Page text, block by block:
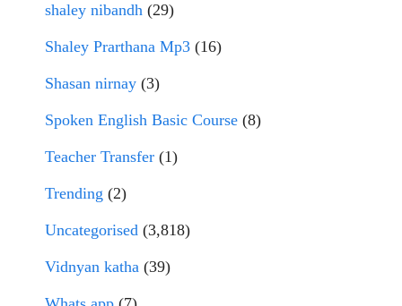
shaley nibandh (29)
Shaley Prarthana Mp3 (16)
Shasan nirnay (3)
Spoken English Basic Course (8)
Teacher Transfer (1)
Trending (2)
Uncategorised (3,818)
Vidnyan katha (39)